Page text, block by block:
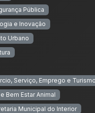
Pública
e Inovação
Urbano
Serviço, Emprego e
Bem Estar Animal
Municipal do Interior